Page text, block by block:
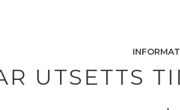
UTSETTS